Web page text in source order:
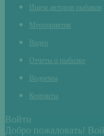
Ищем авторов рыбаков
Мероприятия
Видео
Отчеты о рыбалке
Водоемы
Контакты
Войти
Добро пожаловать!